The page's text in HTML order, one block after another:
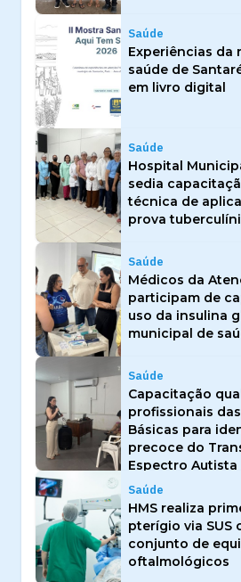
Saúde
Experiências da
saúde de
em livro digital
Saúde
Hospital
sedia
técnica de
prova
Saúde
Médicos da
participam de
uso da insulina
municipal de
Saúde
Capacitação
profissionais
Básicas para
precoce do
Espectro Autista
Saúde
HMS realiza
pterígio via SUS
conjunto de
oftalmológicos